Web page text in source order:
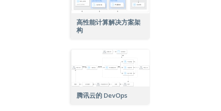
高性能计算解决方案架
构
腾讯云的 DevOps